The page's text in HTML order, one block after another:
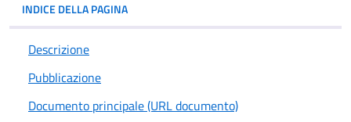
INDICE DELLA PAGINA
Descrizione
Pubblicazione
Documento principale (URL documento)